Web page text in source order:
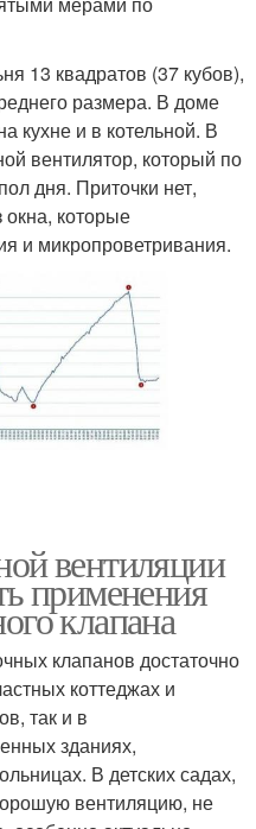
13 квадратов (37 кубов),
размера. В доме
кухне и в котельной. В
вентилятор, который по
дня. Приточки нет,
окна, которые
и микропроветривания.
вентиляции
применения
клапана
клапанов достаточно
коттеджах и
так и в
зданиях,
В детских садах,
вентиляцию, не